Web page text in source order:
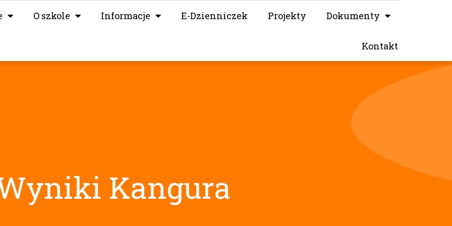
O szkole Informacje E-Dzienniczek Projekty Dokumenty
Kontakt
Kangura